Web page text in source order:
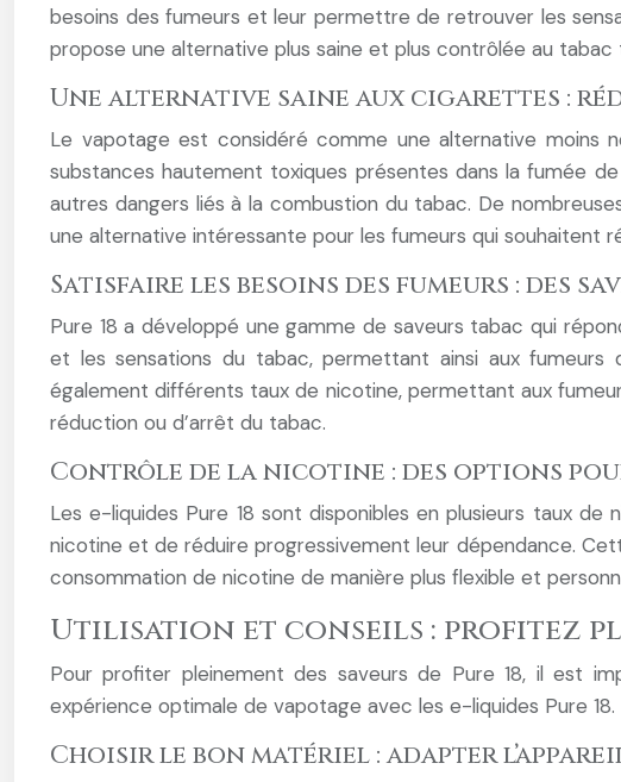
besoins des fumeurs et leur permettre de retrouver les
propose une alternative plus saine et plus contrôlée au
Une alternative saine aux cigarettes :
Le vapotage est considéré comme une alternative moins
substances hautement toxiques présentes dans la fumée
autres dangers liés à la combustion du tabac. De
une alternative intéressante pour les fumeurs qui souhaitent
Satisfaire les besoins des fumeurs : des
Pure 18 a développé une gamme de saveurs tabac qui
et les sensations du tabac, permettant ainsi aux fumeurs
également différents taux de nicotine, permettant aux
réduction ou d’arrêt du tabac.
Contrôle de la nicotine : des options
Les e-liquides Pure 18 sont disponibles en plusieurs taux
nicotine et de réduire progressivement leur dépendance.
consommation de nicotine de manière plus flexible et
Utilisation et conseils : profitez
Pour profiter pleinement des saveurs de Pure 18, il est
expérience optimale de vapotage avec les e-liquides Pure 18.
Choisir le bon matériel : adapter